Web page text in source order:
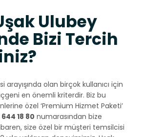
Ulubey
Bizi Tercih
arayışında olan birçok kullanıcı için
en önemli kriterdir. Biz bu
özel ‘Premium Hizmet Paketi’
644 18 80 numarasından bize
size özel bir müşteri temsilcisi